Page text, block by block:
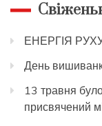
ЕНЕРГІЯ
День
13 травня
присвячений